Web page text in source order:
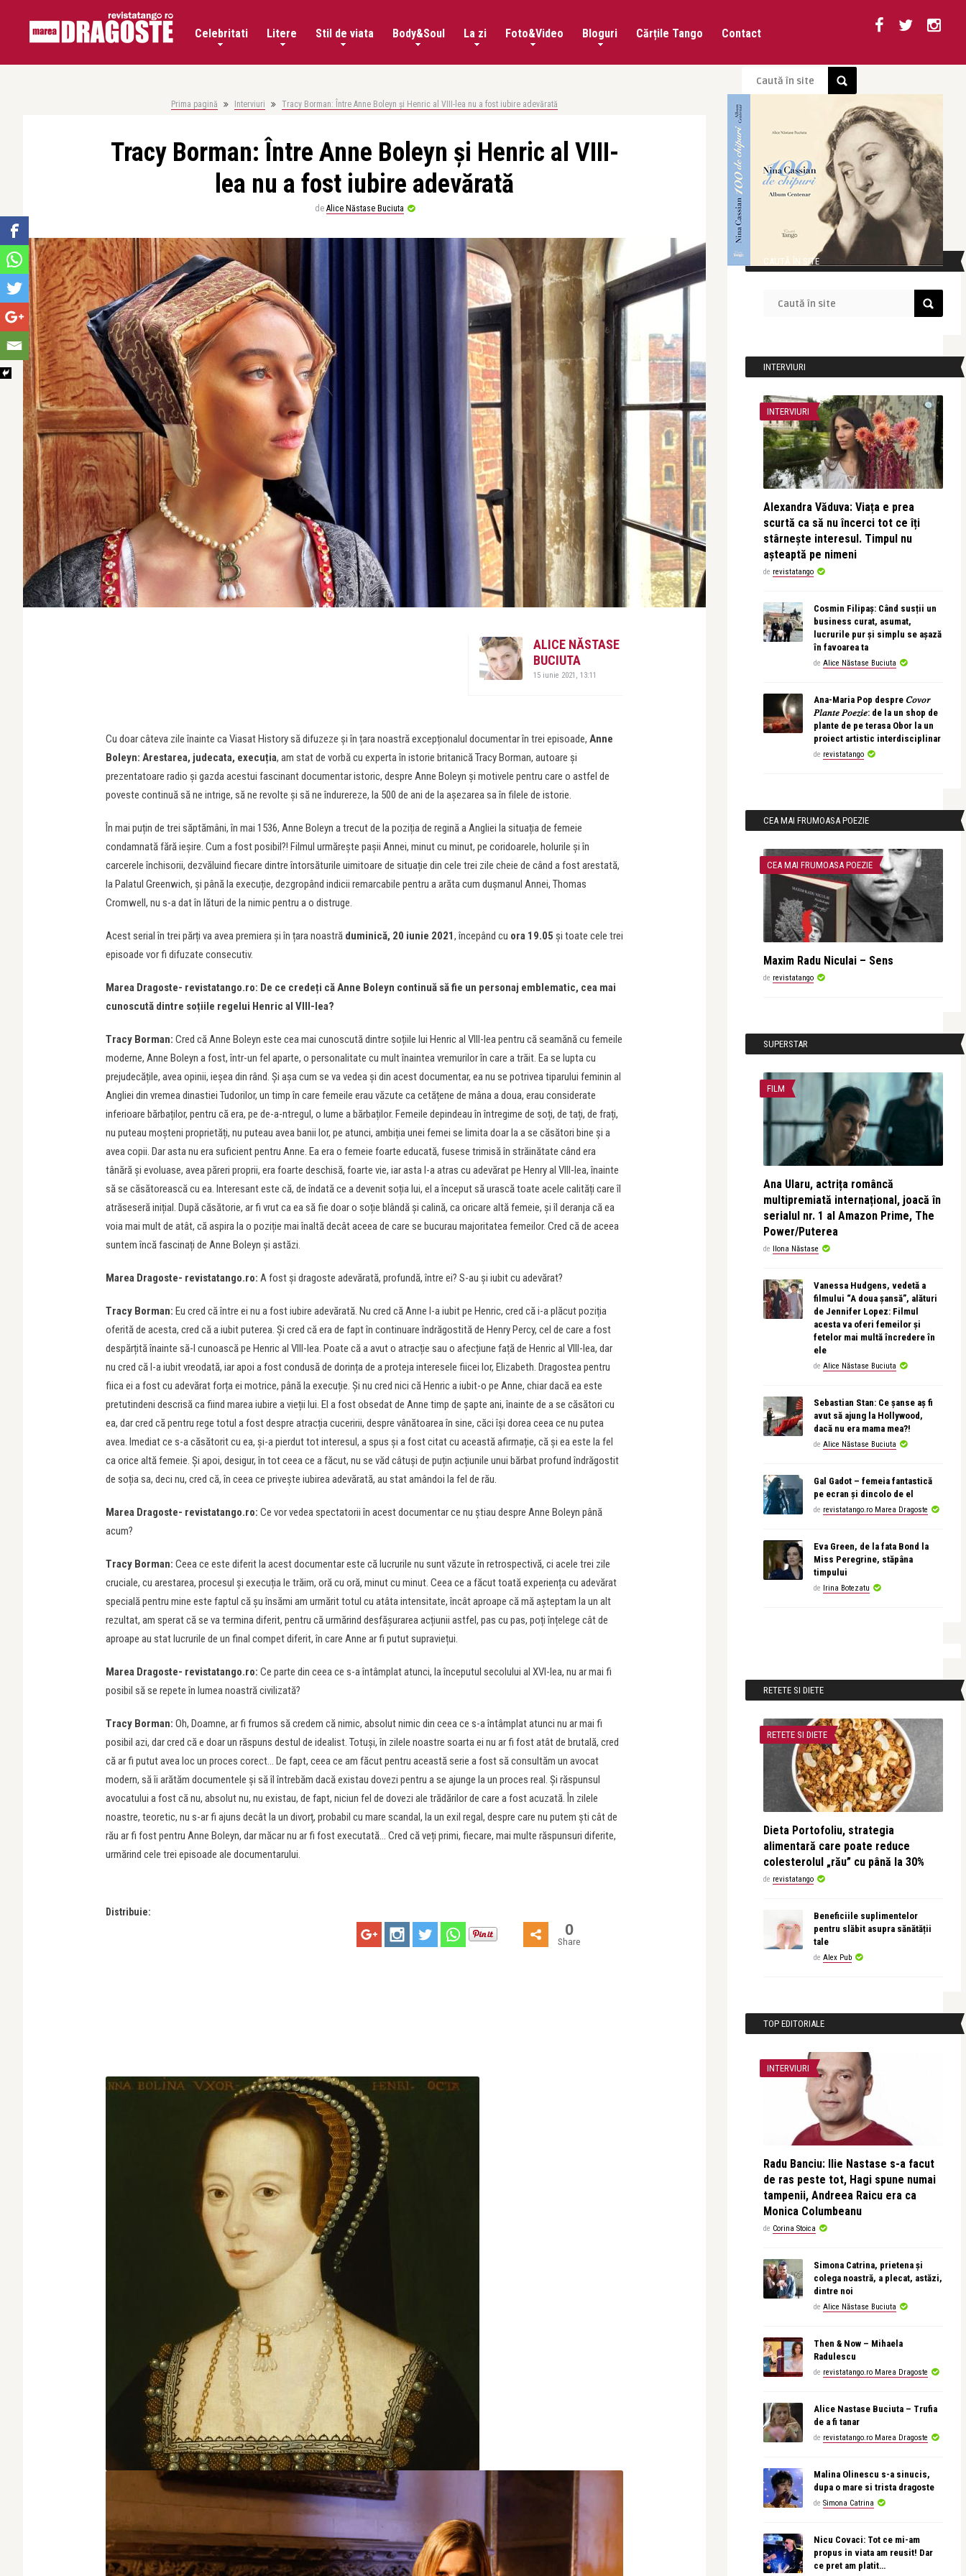
Celebritati Litere Stil de viata Body&Soul La zi Foto&Video Bloguri Cărțile Tango Contact
Prima pagină Interviuri Tracy Borman: Între Anne Boleyn și Henric al VIII-lea nu a fost iubire adevărată
Tracy Borman: Între Anne Boleyn și Henric al VIII-
lea nu a fost iubire adevărată
de Alice Năstase Buciuta
ALICE NĂSTASE
BUCIUTA
15 iunie 2021, 13:11
Cu doar câteva zile înainte ca Viasat History să difuzeze și în țara noastră excepționalul documentar în trei episoade, Anne
Boleyn: Arestarea, judecata, execuția, am stat de vorbă cu experta în istorie britanică Tracy Borman, autoare și
prezentatoare radio și gazda acestui fascinant documentar istoric, despre Anne Boleyn și motivele pentru care o astfel de
poveste continuă să ne intrige, să ne revolte și să ne îndurereze, la 500 de ani de la așezarea sa în filele de istorie.
În mai puțin de trei săptămâni, în mai 1536, Anne Boleyn a trecut de la poziția de regină a Angliei la situația de femeie
condamnată fără ieșire. Cum a fost posibil?! Filmul urmărește pașii Annei, minut cu minut, pe coridoarele, holurile și în
carcerele închisorii, dezvăluind fiecare dintre întorsăturile uimitoare de situație din cele trei zile cheie de când a fost arestată,
la Palatul Greenwich, și până la execuție, dezgropând indicii remarcabile pentru a arăta cum dușmanul Annei, Thomas
Cromwell, nu s-a dat în lături de la nimic pentru a o distruge.
Acest serial în trei părți va avea premiera și în țara noastră duminică, 20 iunie 2021, începând cu ora 19.05 și toate cele trei
episoade vor fi difuzate consecutiv.
Marea Dragoste- revistatango.ro: De ce credeți că Anne Boleyn continuă să fie un personaj emblematic, cea mai
cunoscută dintre soțiile regelui Henric al VIII-lea?
Tracy Borman: Cred că Anne Boleyn este cea mai cunoscută dintre soțiile lui Henric al VIII-lea pentru că seamănă cu femeile
moderne, Anne Boleyn a fost, într-un fel aparte, o personalitate cu mult înaintea vremurilor în care a trăit. Ea se lupta cu
prejudecățile, avea opinii, ieșea din rând. Și așa cum se va vedea și din acest documentar, ea nu se potrivea tiparului feminin al
Angliei din vremea dinastiei Tudorilor, un timp în care femeile erau văzute ca cetățene de mâna a doua, erau considerate
inferioare bărbaților, pentru că era, pe de-a-ntregul, o lume a bărbaților. Femeile depindeau în întregime de soți, de tați, de frați,
nu puteau moșteni proprietăți, nu puteau avea banii lor, pe atunci, ambiția unei femei se limita doar la a se căsători bine și a
avea copii. Dar asta nu era suficient pentru Anne. Ea era o femeie foarte educată, fusese trimisă în străinătate când era
tânără și evoluase, avea păreri proprii, era foarte deschisă, foarte vie, iar asta l-a atras cu adevărat pe Henry al VIII-lea, înainte
să se căsătorească cu ea. Interesant este că, de îndată ce a devenit soția lui, el a început să urască toate acele calități care îl
atrăseseră inițial. După căsătorie, ar fi vrut ca ea să fie doar o soție blândă și calină, ca oricare altă femeie, și îl deranja că ea
voia mai mult de atât, că aspira la o poziție mai înaltă decât aceea de care se bucurau majoritatea femeilor. Cred că de aceea
suntem încă fascinați de Anne Boleyn și astăzi.
Marea Dragoste- revistatango.ro: A fost și dragoste adevărată, profundă, între ei? S-au și iubit cu adevărat?
Tracy Borman: Eu cred că între ei nu a fost iubire adevărată. Nu cred că Anne l-a iubit pe Henric, cred că i-a plăcut poziția
oferită de acesta, cred că a iubit puterea. Și cred că era de fapt în continuare îndrăgostită de Henry Percy, cel de care a fost
despărțită înainte să-l cunoască pe Henric al VIII-lea. Poate că a avut o atracție sau o afecțiune față de Henric al VIII-lea, dar
nu cred că l-a iubit vreodată, iar apoi a fost condusă de dorința de a proteja interesele fiicei lor, Elizabeth. Dragostea pentru
fiica ei a fost cu adevărat forța ei motrice, până la execuție. Și nu cred nici că Henric a iubit-o pe Anne, chiar dacă ea este
pretutindeni descrisă ca fiind marea iubire a vieții lui. El a fost obsedat de Anne timp de șapte ani, înainte de a se căsători cu
ea, dar cred că pentru rege totul a fost despre atracția cuceririi, despre vânătoarea în sine, căci își dorea ceea ce nu putea
avea. Imediat ce s-a căsătorit cu ea, și-a pierdut tot interesul, a spus și a fost citat cu această afirmație, că și ea este la fel
ca orice altă femeie. Și apoi, desigur, în tot ceea ce a făcut, nu se văd câtuși de puțin acțiunile unui bărbat profund îndrăgostit
de soția sa, deci nu, cred că, în ceea ce privește iubirea adevărată, au stat amândoi la fel de rău.
Marea Dragoste- revistatango.ro: Ce vor vedea spectatorii în acest documentar ce nu știau despre Anne Boleyn până
acum?
Tracy Borman: Ceea ce este diferit la acest documentar este că lucrurile nu sunt văzute în retrospectivă, ci acele trei zile
cruciale, cu arestarea, procesul și execuția le trăim, oră cu oră, minut cu minut. Ceea ce a făcut toată experiența cu adevărat
specială pentru mine este faptul că șu însămi am urmărit totul cu atâta intensitate, încât aproape că mă așteptam la un alt
rezultat, am sperat că se va termina diferit, pentru că urmărind desfășurarea acțiunii astfel, pas cu pas, poți înțelege cât de
aproape au stat lucrurile de un final compet diferit, în care Anne ar fi putut supraviețui.
Marea Dragoste- revistatango.ro: Ce parte din ceea ce s-a întâmplat atunci, la începutul secolului al XVI-lea, nu ar mai fi
posibil să se repete în lumea noastră civilizată?
Tracy Borman: Oh, Doamne, ar fi frumos să credem că nimic, absolut nimic din ceea ce s-a întâmplat atunci nu ar mai fi
posibil azi, dar cred că e doar un răspuns destul de idealist. Totuși, în zilele noastre soarta ei nu ar fi fost atât de brutală, cred
că ar fi putut avea loc un proces corect… De fapt, ceea ce am făcut pentru această serie a fost să consultăm un avocat
modern, să îi arătăm documentele și să îl întrebăm dacă existau dovezi pentru a se ajunge la un proces real. Și răspunsul
avocatului a fost că nu, absolut nu, nu existau, de fapt, niciun fel de dovezi ale trădărilor de care a fost acuzată. În zilele
noastre, teoretic, nu s-ar fi ajuns decât la un divorț, probabil cu mare scandal, la un exil regal, despre care nu putem ști cât de
rău ar fi fost pentru Anne Boleyn, dar măcar nu ar fi fost executată… Cred că veți primi, fiecare, mai multe răspunsuri diferite,
urmărind cele trei episoade ale documentarului.
Distribuie:
0
Share
CAUTĂ ÎN SITE
INTERVIURI
INTERVIURI
Alexandra Văduva: Viața e prea
scurtă ca să nu încerci tot ce îți
stârnește interesul. Timpul nu
așteaptă pe nimeni
de revistatango
Cosmin Filipaș: Când susții un
business curat, asumat,
lucrurile pur și simplu se așază
în favoarea ta
de Alice Năstase Buciuta
Ana-Maria Pop despre 𝐶𝑜𝑣𝑜𝑟
𝑃𝑙𝑎𝑛𝑡𝑒 𝑃𝑜𝑒𝑧𝑖𝑒: de la un shop de
plante de pe terasa Obor la un
proiect artistic interdisciplinar
de revistatango
CEA MAI FRUMOASA POEZIE
CEA MAI FRUMOASA POEZIE
Maxim Radu Niculai – Sens
de revistatango
SUPERSTAR
FILM
Ana Ularu, actrița româncă
multipremiată internațional, joacă în
serialul nr. 1 al Amazon Prime, The
Power/Puterea
de Ilona Năstase
Vanessa Hudgens, vedetă a
filmului “A doua șansă”, alături
de Jennifer Lopez: Filmul
acesta va oferi femeilor și
fetelor mai multă încredere în
ele
de Alice Năstase Buciuta
Sebastian Stan: Ce șanse aș fi
avut să ajung la Hollywood,
dacă nu era mama mea?!
de Alice Năstase Buciuta
Gal Gadot – femeia fantastică
pe ecran și dincolo de el
de revistatango.ro Marea Dragoste
Eva Green, de la fata Bond la
Miss Peregrine, stăpâna
timpului
de Irina Botezatu
RETETE SI DIETE
RETETE SI DIETE
Dieta Portofoliu, strategia
alimentară care poate reduce
colesterolul „rău” cu până la 30%
de revistatango
Beneficiile suplimentelor
pentru slăbit asupra sănătății
tale
de Alex Pub
TOP EDITORIALE
INTERVIURI
Radu Banciu: Ilie Nastase s-a facut
de ras peste tot, Hagi spune numai
tampenii, Andreea Raicu era ca
Monica Columbeanu
de Corina Stoica
Simona Catrina, prietena și
colega noastră, a plecat, astăzi,
dintre noi
de Alice Năstase Buciuta
Then & Now – Mihaela
Radulescu
de revistatango.ro Marea Dragoste
Alice Nastase Buciuta – Trufia
de a fi tanar
de revistatango.ro Marea Dragoste
Malina Olinescu s-a sinucis,
dupa o mare si trista dragoste
de Simona Catrina
Nicu Covaci: Tot ce mi-am
propus in viata am reusit! Dar
ce pret am platit…